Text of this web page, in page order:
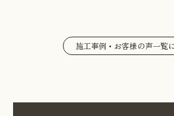
施工事例・お客様の声一覧